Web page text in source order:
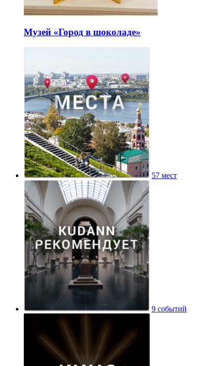
Музей «Город в шоколаде»
57 мест
9 событий